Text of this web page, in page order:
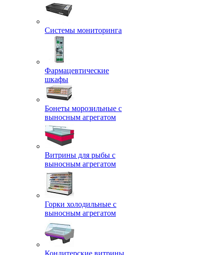
Системы мониторинга
Фармацевтические
шкафы
Бонеты морозильные с
выносным агрегатом
Витрины для рыбы с
выносным агрегатом
Горки холодильные с
выносным агрегатом
Кондитерские витрины